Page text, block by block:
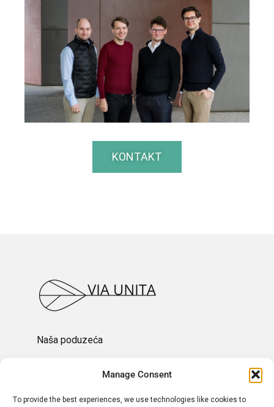
Manage Consent
To provide the best experiences, we use technologies like cookies to
KONTAKT
Naša poduzeća